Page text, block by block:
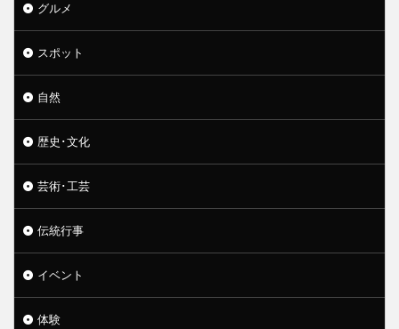
グルメ
スポット
自然
歴史･文化
芸術･工芸
伝統行事
イベント
体験